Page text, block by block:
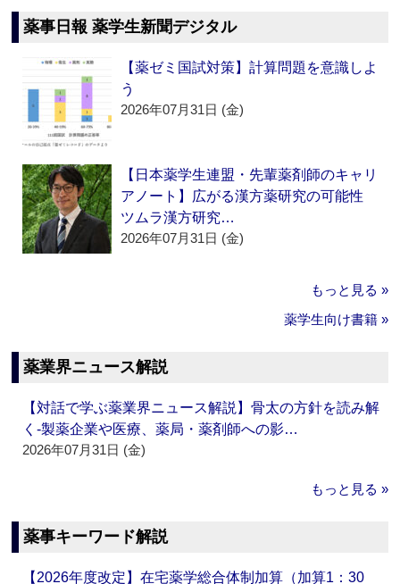
薬事日報 薬学生新聞デジタル
【薬ゼミ国試対策】計算問題を意識しよ
う
2026年07月31日 (金)
【日本薬学生連盟・先輩薬剤師のキャリ
アノート】広がる漢方薬研究の可能性
ツムラ漢方研究…
2026年07月31日 (金)
もっと見る »
薬学生向け書籍 »
薬業界ニュース解説
【対話で学ぶ薬業界ニュース解説】骨太の方針を読み解
く‐製薬企業や医療、薬局・薬剤師への影…
2026年07月31日 (金)
もっと見る »
薬事キーワード解説
【2026年度改定】在宅薬学総合体制加算（加算1：30